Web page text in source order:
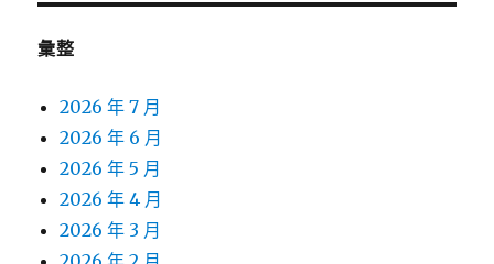
彙整
2026 年 7 月
2026 年 6 月
2026 年 5 月
2026 年 4 月
2026 年 3 月